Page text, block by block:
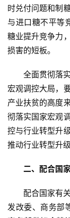
时兑付问题和制
与进口糖不平等
糖业提升竞争力
损害的短板。
全面贯彻落
宏观调控大局，
产业扶贫的高度
彻落实国家宏观
控与行业转型升
推动行业转型升
二、配合国
配合国家有
发改委、商务部